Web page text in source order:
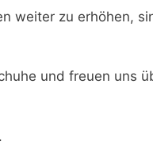
weiter zu erhöhen,
und freuen uns